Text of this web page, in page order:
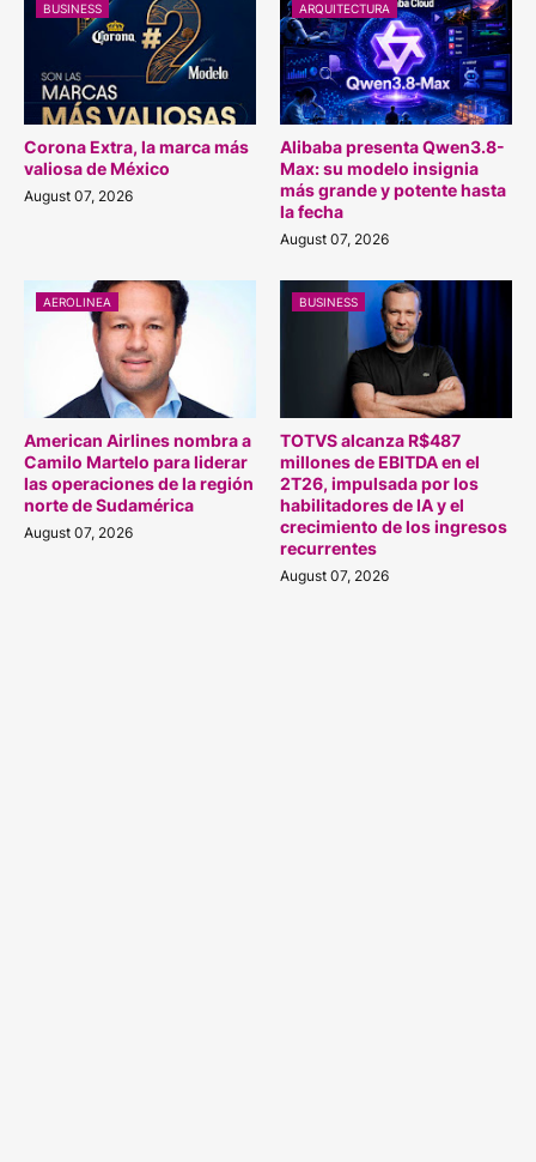
BUSINESS
Corona Extra, la marca más
valiosa de México
August 07, 2026
ARQUITECTURA
Alibaba presenta Qwen3.8-
Max: su modelo insignia
más grande y potente hasta
la fecha
August 07, 2026
AEROLINEA
American Airlines nombra a
Camilo Martelo para liderar
las operaciones de la región
norte de Sudamérica
August 07, 2026
BUSINESS
TOTVS alcanza R$487
millones de EBITDA en el
2T26, impulsada por los
habilitadores de IA y el
crecimiento de los ingresos
recurrentes
August 07, 2026